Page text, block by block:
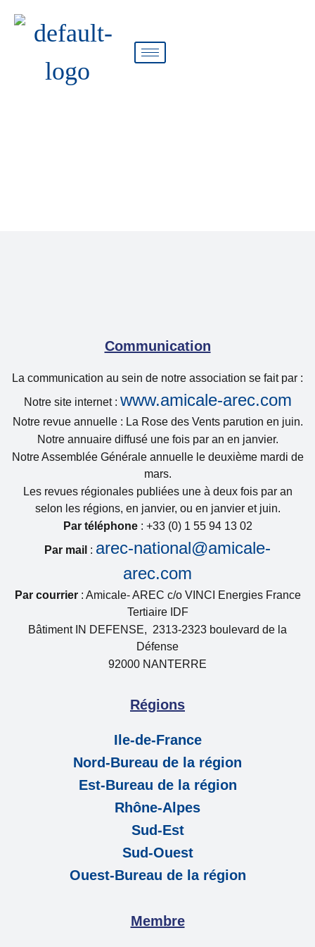
Communication
La communication au sein de notre association se fait par :
Notre site internet : www.amicale-arec.com
Notre revue annuelle : La Rose des Vents parution en juin.
Notre annuaire diffusé une fois par an en janvier.
Notre Assemblée Générale annuelle le deuxième mardi de
mars.
Les revues régionales publiées une à deux fois par an
selon les régions, en janvier, ou en janvier et juin.
Par téléphone: +33 (0) 1 55 94 13 02
Par mail : arec-national@amicale-
arec.com
Par courrier: Amicale- AREC c/o VINCI Energies France
Tertiaire IDF
Bâtiment IN DEFENSE, 2313-2323 boulevard de la
Défense
92000 NANTERRE
Régions
Ile-de-France
Nord-Bureau de la région
Est-Bureau de la région
Rhône-Alpes
Sud-Est
Sud-Ouest
Ouest-Bureau de la région
Membre